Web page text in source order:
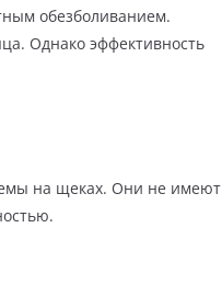
обезболиванием.
Однако эффективность
на щеках. Они не имеют